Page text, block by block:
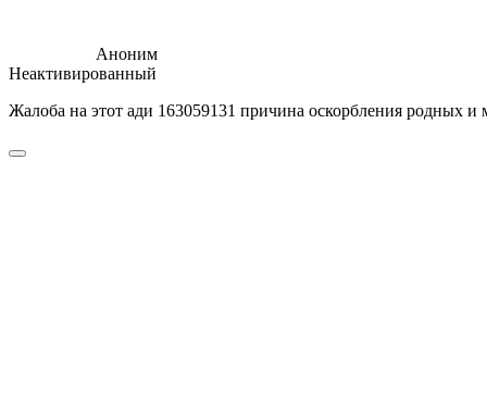
Аноним
Неактивированный
Жалоба на этот ади 163059131 причина оскорбления родных и